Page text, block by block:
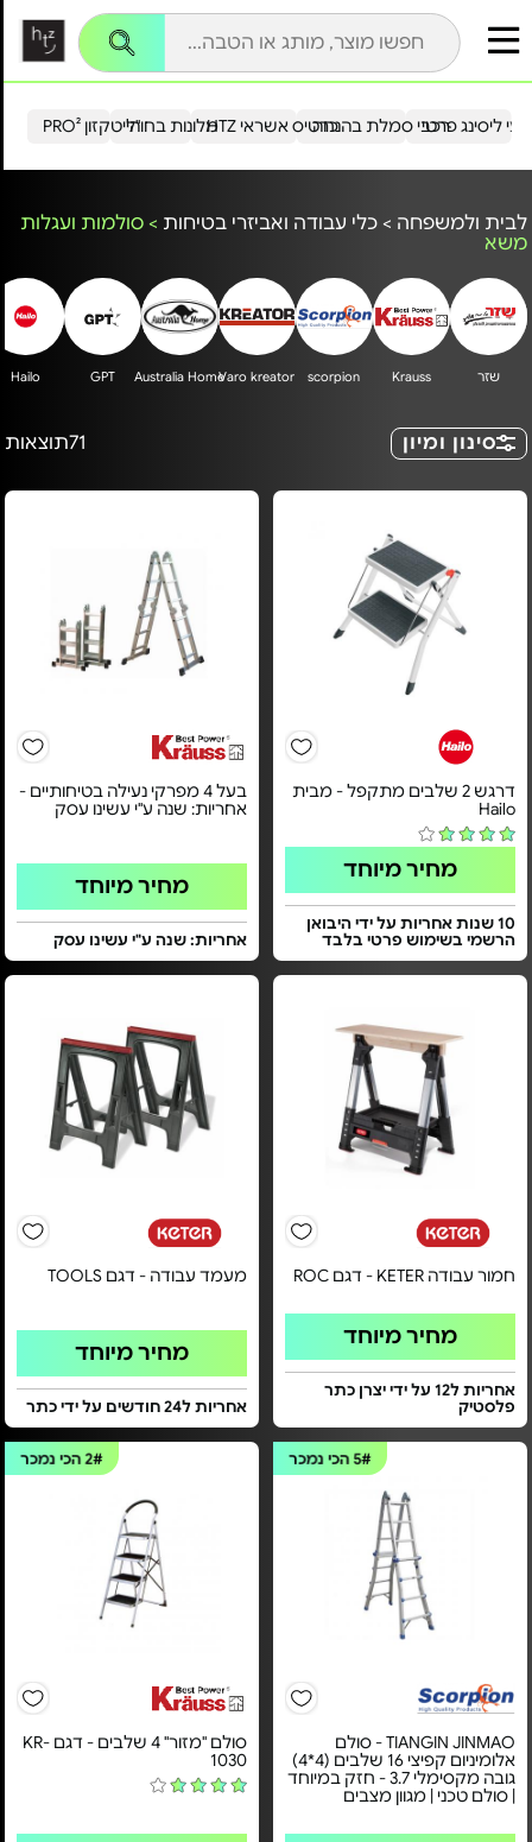
הייטקזון PRO²מלונות בחו"ל כרטיס אשראי HTZ ליסינג פרטירכבי סמלת בהנחה
לבית ולמשפחה > כלי עבודה ואביזרי בטיחות > סולמות ועגלות
משא
שזר Krauss
scorpion
Varo kreator
Australia Home
GPT
Hailo
סינון ומיון 71תוצאות
דרגש 2 שלבים מתקפל - מבית
Hailo
מחיר מיוחד
10 שנות אחריות על ידי היבואן
הרשמי בשימוש פרטי בלבד
בעל 4 מפרקי נעילה בטיחותיים -
אחריות: שנה ע"י עשינו עסק
מחיר מיוחד
אחריות: שנה ע"י עשינו עסק
חמור עבודה KETER - דגם ROC
מחיר מיוחד
אחריות ל12 על ידי יצרן כתר
פלסטיק
מעמד עבודה - דגם TOOLS
מחיר מיוחד
אחריות ל24 חודשים על ידי כתר
5# הכי נמכר
TIANGIN JINMAO - סולם
אלומיניום קפיצי 16 שלבים (4*4)
גובה מקסימלי 3.7 - חזק במיוחד
| סולם טכני | מגוון מצבים
2#הכי נמכר
סולם "מזור" 4 שלבים - דגם KR-
1030